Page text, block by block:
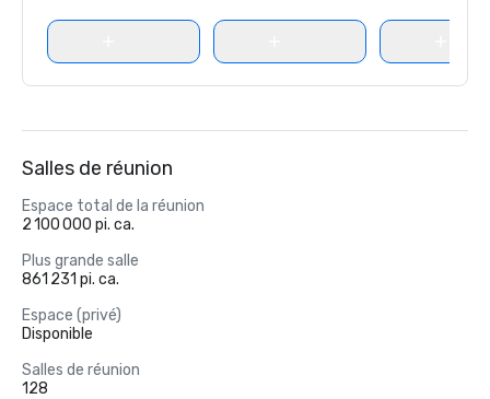
Salles de réunion
Espace total de la réunion
2 100 000 pi. ca.
Plus grande salle
861 231 pi. ca.
Espace (privé)
Disponible
Salles de réunion
128